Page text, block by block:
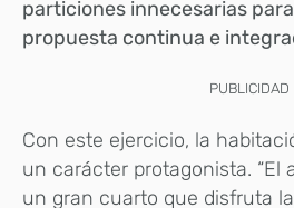
particiones innecesarias
propuesta continua e
PUBLICIDAD
Con este ejercicio, la
un carácter protagonista. “El
un gran cuarto que disfruta la